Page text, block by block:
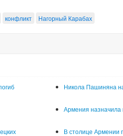
конфликт Нагорный Карабах
Никола Пашиняна
Армения назначила
В столице Армении